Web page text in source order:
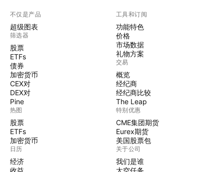
不仅是产品
超级图表
筛选器
股票
ETFs
债券
加密货币
CEX对
DEX对
Pine
热图
股票
ETFs
加密货币
日历
经济
收益
工具和订阅
功能特色
价格
市场数据
礼物方案
交易
概览
经纪商
经纪商比较
The Leap
特别优惠
CME集团期货
Eurex期货
美国股票包
关于公司
我们是谁
太空任务